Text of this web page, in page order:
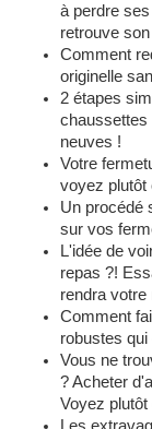
à perdre
retrouve
Comment
originelle
2 étapes
chaussettes
neuves !
Votre
voyez plutôt
Un procédé
sur vos
L'idée de
repas ?!
rendra votre
Comment
robustes
Vous ne
? Acheter
Voyez plutôt